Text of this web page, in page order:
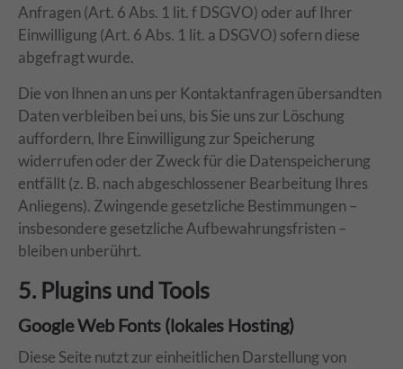
Anfragen (Art. 6 Abs. 1 lit. f DSGVO) oder auf Ihrer
Einwilligung (Art. 6 Abs. 1 lit. a DSGVO) sofern diese
abgefragt wurde.
Die von Ihnen an uns per Kontaktanfragen übersandten
Daten verbleiben bei uns, bis Sie uns zur Löschung
auffordern, Ihre Einwilligung zur Speicherung
widerrufen oder der Zweck für die Datenspeicherung
entfällt (z. B. nach abgeschlossener Bearbeitung Ihres
Anliegens). Zwingende gesetzliche Bestimmungen –
insbesondere gesetzliche Aufbewahrungsfristen –
bleiben unberührt.
5. Plugins und Tools
Google Web Fonts (lokales Hosting)
Diese Seite nutzt zur einheitlichen Darstellung von